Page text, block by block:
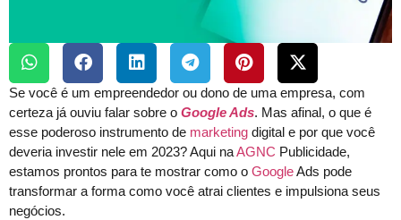
Se você é um empreendedor ou dono de uma empresa, com
certeza já ouviu falar sobre o Google Ads. Mas afinal, o que é
esse poderoso instrumento de marketing digital e por que você
deveria investir nele em 2023? Aqui naAGNC Publicidade,
estamos prontos para te mostrar como o GoogleAds pode
transformar a forma como você atrai clientes e impulsiona seus
negócios.